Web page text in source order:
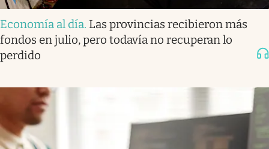
Economía al día. Las provincias recibieron más
fondos en julio, pero todavía no recuperan lo
perdido